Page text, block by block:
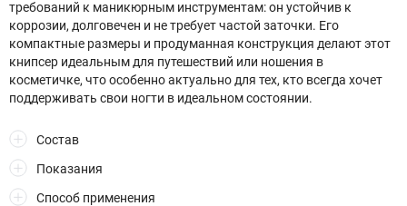
требований к маникюрным инструментам: он устойчив к
коррозии, долговечен и не требует частой заточки. Его
компактные размеры и продуманная конструкция делают этот
книпсер идеальным для путешествий или ношения в
косметичке, что особенно актуально для тех, кто всегда хочет
поддерживать свои ногти в идеальном состоянии.
Состав
Показания
Способ применения